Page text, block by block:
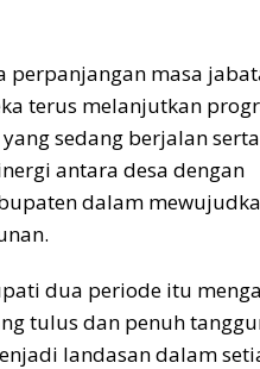
perpanjangan masa
terus melanjutkan
sedang berjalan serta
antara desa dengan
dalam
dua periode itu
tulus dan penuh
landasan dalam